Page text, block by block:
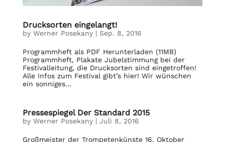
Drucksorten eingelangt!
by Werner Posekany| Sep. 8, 2016
Programmheft als PDF Herunterladen (11MB)
Programmheft, Plakate Jubelstimmung bei der
Festivalleitung, die Drucksorten sind eingetroffen!
Alle Infos zum Festival gibt’s hier! Wir wünschen
ein sonniges...
Pressespiegel Der Standard 2015
by Werner Posekany| Juli 8, 2016
Großmeister der Trompetenkünste 16. Oktober